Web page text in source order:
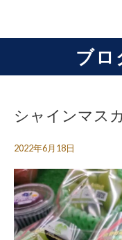
ブロ
シャインマス
2022年6月18日